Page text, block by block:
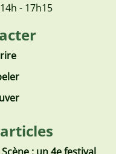
- 17h15
: un 4e festival